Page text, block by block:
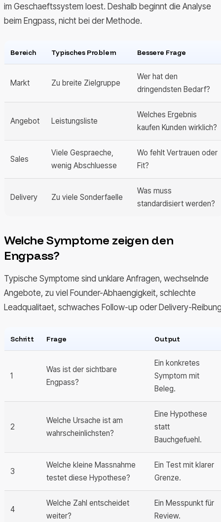
im Geschaeftssystem loest. Deshalb beginnt die Analyse
beim Engpass, nicht bei der Methode.
Bereich Typisches Problem Bessere Frage
Markt Zu breite Zielgruppe
Wer hat den
dringendsten Bedarf?
Angebot Leistungsliste
Welches Ergebnis
kaufen Kunden wirklich?
Sales
Viele Gespraeche,
wenig Abschluesse
Wo fehlt Vertrauen oder
Fit?
Delivery Zu viele Sonderfaelle
Was muss
standardisiert werden?
Welche Symptome zeigen den
Engpass?
Typische Symptome sind unklare Anfragen, wechselnde
Angebote, zu viel Founder-Abhaengigkeit, schlechte
Leadqualitaet, schwaches Follow-up oder Delivery-
Schritt Frage Output
1
Was ist der sichtbare
Engpass?
Ein konkretes
Symptom mit
Beleg.
2
Welche Ursache ist am
wahrscheinlichsten?
Eine Hypothese
statt
Bauchgefuehl.
3
Welche kleine Massnahme
testet diese Hypothese?
Ein Test mit klarer
Grenze.
4
Welche Zahl entscheidet
weiter?
Ein Messpunkt für
Review.